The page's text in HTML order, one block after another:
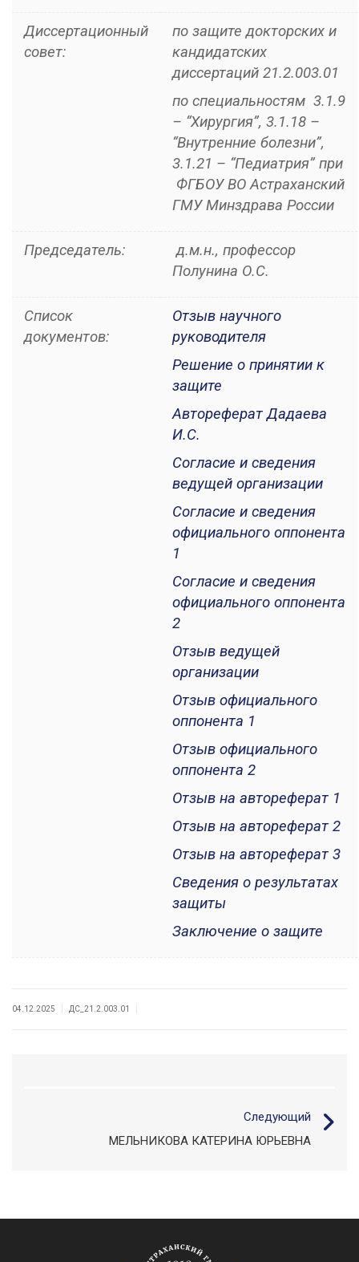
Диссертационный
совет:
по защите докторских и
кандидатских
диссертаций 21.2.003.01
по специальностям 3.1.9
– “Хирургия”, 3.1.18 –
“Внутренние болезни”,
3.1.21 – “Педиатрия” при
ФГБОУ ВО Астраханский
ГМУ Минздрава России
Председатель:
д.м.н., профессор
Полунина О.С.
Список
документов:
Отзыв научного
руководителя
Решение о принятии к
защите
Автореферат Дадаева
И.С.
Согласие и сведения
ведущей организации
Согласие и сведения
официального оппонента
1
Согласие и сведения
официального оппонента
2
Отзыв ведущей
организации
Отзыв официального
оппонента 1
Отзыв официального
оппонента 2
Отзыв на автореферат 1
Отзыв на автореферат 2
Отзыв на автореферат 3
Сведения о результатах
защиты
Заключение о защите
04.12.2025 ДС_21.2.003.01
Следующий
МЕЛЬНИКОВА КАТЕРИНА ЮРЬЕВНА